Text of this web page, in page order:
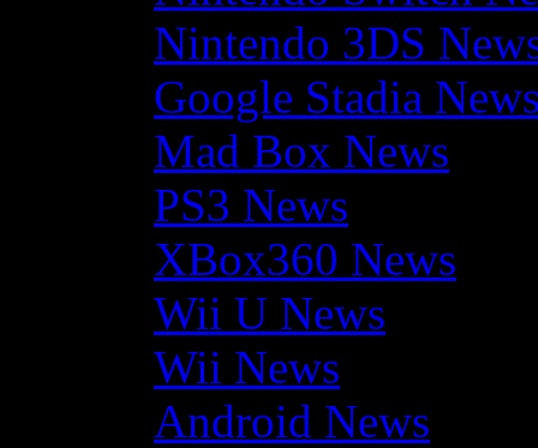
Nintendo 3DS
Google Stadia
Mad Box News
PS3 News
XBox360 News
Wii U News
Wii News
Android News